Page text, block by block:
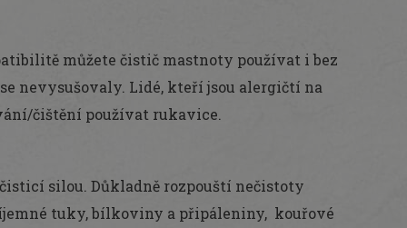
můžete čistič mastnoty používat i bez
nevysušovaly. Lidé, kteří jsou alergičtí na
čištění používat rukavice.
silou. Důkladně rozpouští nečistoty
tuky, bílkoviny a připáleniny, kouřové